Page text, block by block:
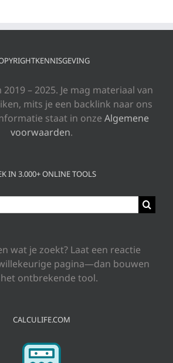
– 2025. Je mag materiaal van
mits je een backlink naar ons
staat in onze Algemene
voorwaarden.
IN 3.000+ ONLINE TOOLS
wat je zoekt? Laat een reactie
pagina—dan bouwen
ontbrekende tool.
CALCULIFE.COM